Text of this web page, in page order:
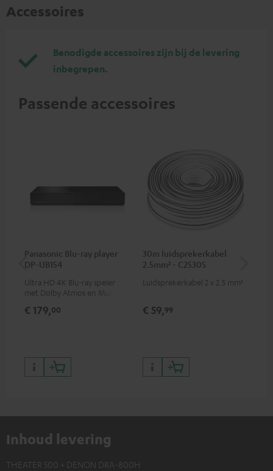
Accessoires
Benodigde accessoires zijn bij de levering
inbegrepen.
Passende accessoires
Panasonic Blu-ray player
DP-UB154
Ultra HD 4K Blu-ray speler
met Dolby Atmos en Multi
waaronder HDR10+ voor
€ 179,00
30m luidsprekerkabel
2.5mm² - C2530S
Luidsprekerkabel 2 x 2.5 mm²
€ 59,99
Inhoud levering
THEATER 500 + DENON DRA-800H